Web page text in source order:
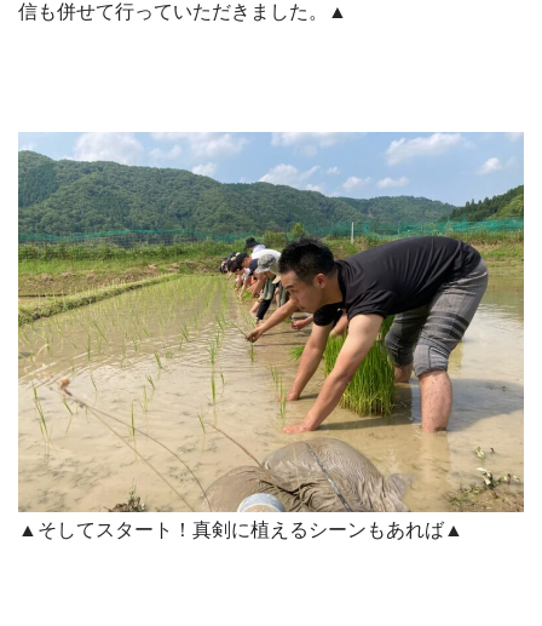
信も併せて行っていただきました。▲
▲そしてスタート！真剣に植えるシーンもあれば▲